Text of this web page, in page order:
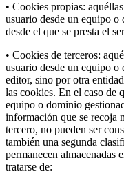
• Cookies propias:
usuario desde un equipo
desde el que se presta el
• Cookies de terceros:
usuario desde un equipo
editor, sino por otra
las cookies. En el caso de
equipo o dominio
información que se recoja
tercero, no pueden ser
también una segunda
permanecen almacenadas
tratarse de: